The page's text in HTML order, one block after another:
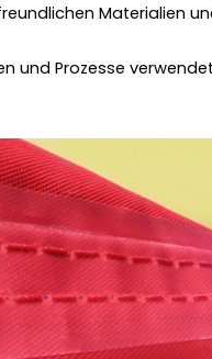
Materialien
und Prozesse